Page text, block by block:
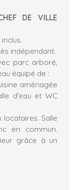
DE VILLE
indépendant.
parc arboré,
équipé de :
aménagée
d'eau et WC
Salle
en commun.
grâce à un